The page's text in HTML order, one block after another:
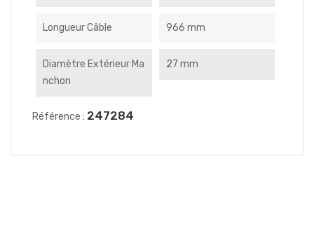
Longueur Câble 966 mm
Diamètre Extérieur Ma
Nchon
27 mm
Référence : 247284